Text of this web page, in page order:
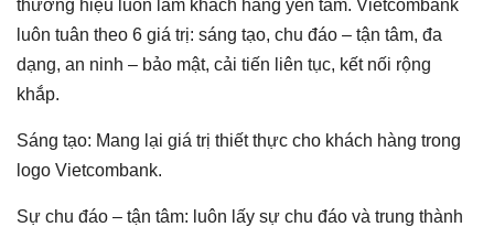
thương hiệu luôn làm khách hàng yên tâm. Vietcombank
luôn tuân theo 6 giá trị: sáng tạo, chu đáo – tận tâm, đa
dạng, an ninh – bảo mật, cải tiến liên tục, kết nối rộng
khắp.
Sáng tạo: Mang lại giá trị thiết thực cho khách hàng trong
logo Vietcombank.
Sự chu đáo – tận tâm: luôn lấy sự chu đáo và trung thành